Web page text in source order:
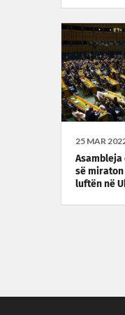
25 MAR
Asambleja
së
luftën në